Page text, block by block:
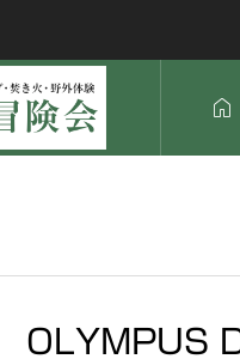

OLYMPUS